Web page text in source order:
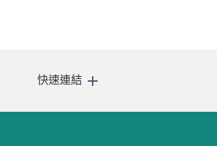
快速連結